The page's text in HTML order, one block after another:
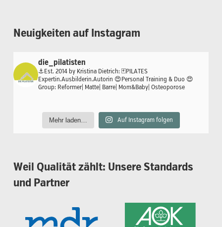
Neuigkeiten auf Instagram
die_pilatisten
⚓️Est. 2014 by Kristina Dietrich: 🃏PILATES
Expertin.Ausbilderin.Autorin 😍Personal Training & Duo 😍
Group: Reformer| Matte| Barre| Mom&Baby| Osteoporose
Mehr laden… Auf Instagram folgen
Weil Qualität zählt: Unsere Standards
und Partner